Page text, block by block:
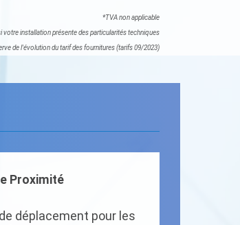
*TVA non applicable
votre installation présente des particularités techniques
de l'évolution du tarif des fournitures (tarifs 09/2023)
Proximité
déplacement pour les